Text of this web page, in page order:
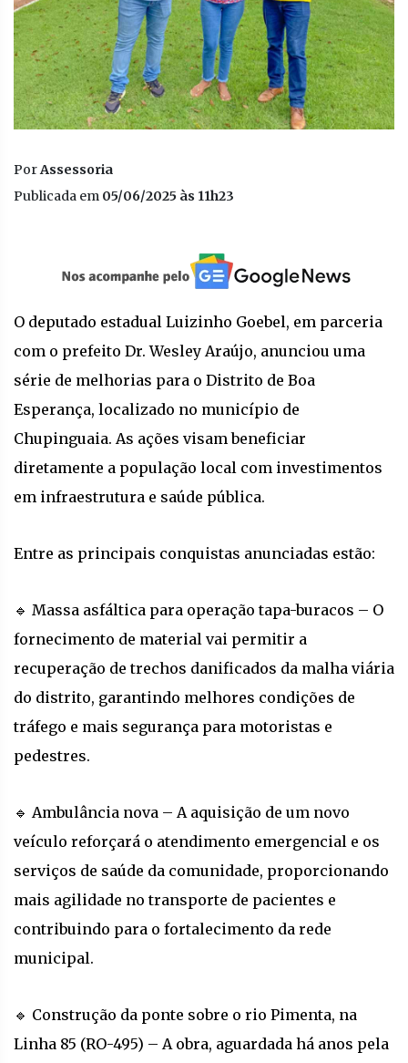
PorAssessoria
Publicada em 05/06/2025 às 11h23
O deputado estadual Luizinho Goebel, em parceria
com o prefeito Dr. Wesley Araújo, anunciou uma
série de melhorias para o Distrito de Boa
Esperança, localizado no município de
Chupinguaia. As ações visam beneficiar
diretamente a população local com investimentos
em infraestrutura e saúde pública.
Entre as principais conquistas anunciadas estão:
🔹 Massa asfáltica para operação tapa-buracos – O
fornecimento de material vai permitir a
recuperação de trechos danificados da malha viária
do distrito, garantindo melhores condições de
tráfego e mais segurança para motoristas e
pedestres.
🔹 Ambulância nova – A aquisição de um novo
veículo reforçará o atendimento emergencial e os
serviços de saúde da comunidade, proporcionando
mais agilidade no transporte de pacientes e
contribuindo para o fortalecimento da rede
municipal.
🔹 Construção da ponte sobre o rio Pimenta, na
Linha 85 (RO-495) – A obra, aguardada há anos pela